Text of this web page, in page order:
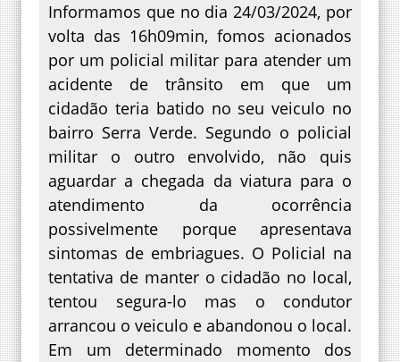
Informamos que no dia 24/03/2024, por
volta das 16h09min, fomos acionados
por um policial militar para atender um
acidente de trânsito em que um
cidadão teria batido no seu veiculo no
bairro Serra Verde. Segundo o policial
militar o outro envolvido, não quis
aguardar a chegada da viatura para o
atendimento da ocorrência
possivelmente porque apresentava
sintomas de embriagues. O Policial na
tentativa de manter o cidadão no local,
tentou segura-lo mas o condutor
arrancou o veiculo e abandonou o local.
Em um determinado momento dos